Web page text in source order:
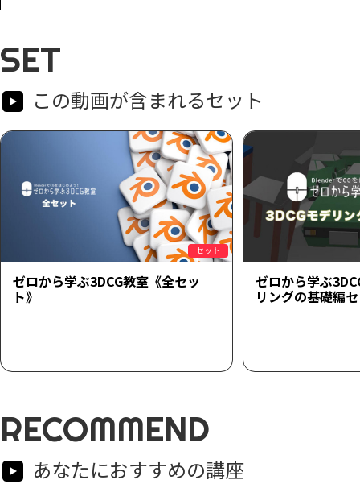
SET
この動画が含まれるセット
セット
ゼロから学ぶ3DCG教室《全セッ
ト》
ゼロから学ぶ
リングの基礎編
RECOMMEND
あなたにおすすめの講座